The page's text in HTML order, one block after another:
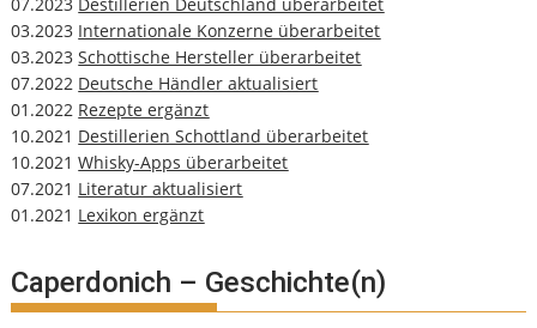
07.2023 Destillerien Deutschland überarbeitet
03.2023 Internationale Konzerne überarbeitet
03.2023Schottische Hersteller überarbeitet
07.2022 Deutsche Händler aktualisiert
01.2022 Rezepte ergänzt
10.2021 Destillerien Schottland überarbeitet
10.2021Whisky-Apps überarbeitet
07.2021 Literatur aktualisiert
01.2021 Lexikon ergänzt
Caperdonich – Geschichte(n)